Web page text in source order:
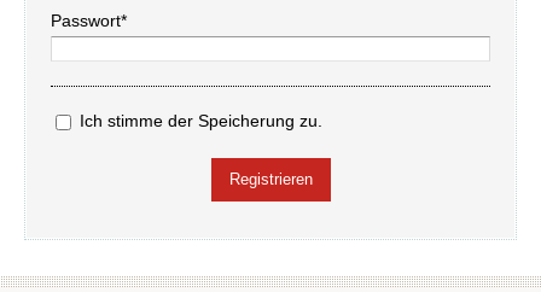
Passwort*
Ich stimme der Speicherung zu.